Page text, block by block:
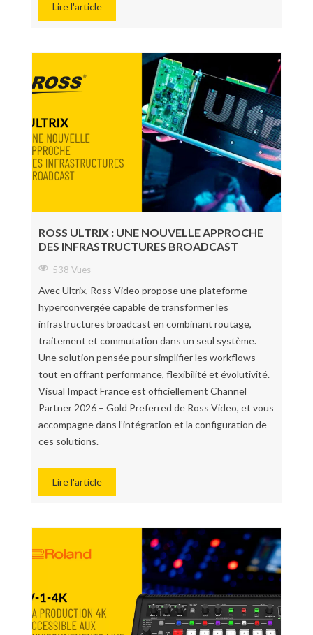
Lire l'article
ROSS ULTRIX : UNE NOUVELLE APPROCHE
DES INFRASTRUCTURES BROADCAST
538 Vues
Avec Ultrix, Ross Video propose une plateforme
hyperconvergée capable de transformer les
infrastructures broadcast en combinant routage,
traitement et commutation dans un seul système.
Une solution pensée pour simplifier les workflows
tout en offrant performance, flexibilité et évolutivité.
Visual Impact France est officiellement Channel
Partner 2026 – Gold Preferred de Ross Video, et vous
accompagne dans l’intégration et la configuration de
ces solutions.
Lire l'article